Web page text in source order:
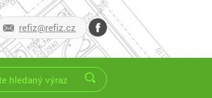
refiz@refiz.cz